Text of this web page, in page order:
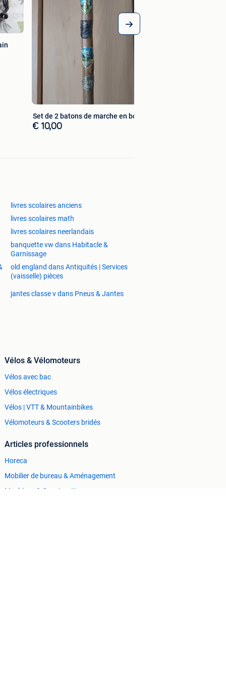
Set de 2 batons de marche en bois
€ 10,00
livres scolaires anciens
livres scolaires math
livres scolaires neerlandais
banquette vw dans Habitacle &
Garnissage
old england dans Antiquités | Services
(vaisselle) pièces
jantes classe v dans Pneus & Jantes
Vélos & Vélomoteurs
Vélos avec bac
Vélos électriques
Vélos | VTT & Mountainbikes
Vélomoteurs & Scooters bridés
Articles professionnels
Horeca
Mobilier de bureau & Aménagement
Machines & Construction